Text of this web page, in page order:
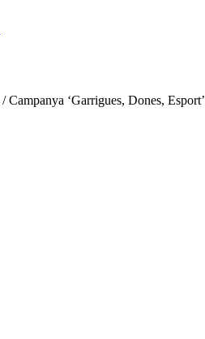
/Campanya ‘Garrigues, Dones, Esport’